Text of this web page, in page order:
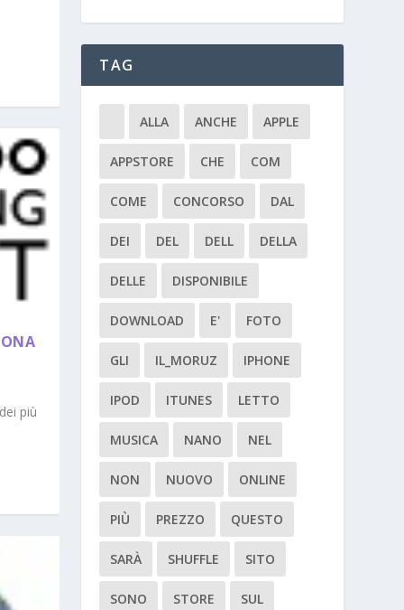
più
TAG
ALLA ANCHE APPLE
APPSTORE CHE COM
COME CONCORSO DAL
DEI DEL DELL DELLA
DELLE DISPONIBILE
DOWNLOAD E' FOTO
GLI IL_MORUZ IPHONE
IPOD ITUNES LETTO
MUSICA NANO NEL
NON NUOVO ONLINE
PIÙ PREZZO QUESTO
SARÀ SHUFFLE SITO
SONO STORE SUL